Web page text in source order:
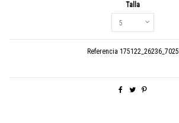
Talla
Referencia 175122_26236_7025